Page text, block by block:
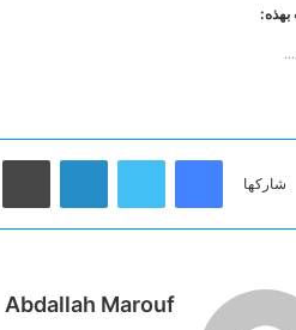
شاركها
فيسبوك لينكدإن
Abdallah Marouf